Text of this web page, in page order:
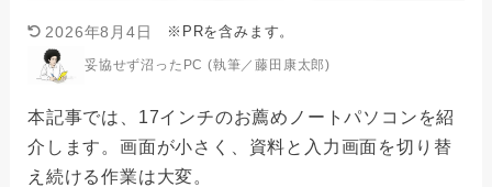
2026年8月4日 ※PRを含みます。
妥協せず沼ったPC (執筆／藤田康太郎)
本記事では、17インチのお薦めノートパソコンを紹
介します。画面が小さく、資料と入力画面を切り替
え続ける作業は大変。